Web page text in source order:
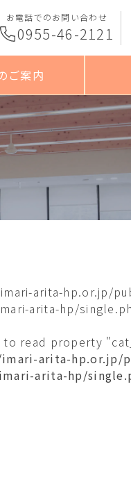
お電話でのお問い合わせ
0955-46-2121
ご案内
arita-hp.or.jp/
arita-hp/
to read property
arita-hp.or.jp/
arita-hp/